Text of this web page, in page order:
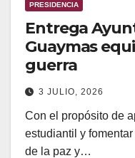
PRESIDENCIA
Entrega
Guaymas
guerra
3 JULIO, 2026
Con el propósito de
estudiantil y
de la paz y…